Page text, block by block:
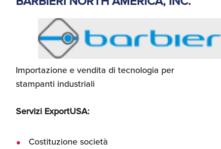
Importazione e vendita di tecnologia per
stampanti industriali
Servizi ExportUSA:
Costituzione società